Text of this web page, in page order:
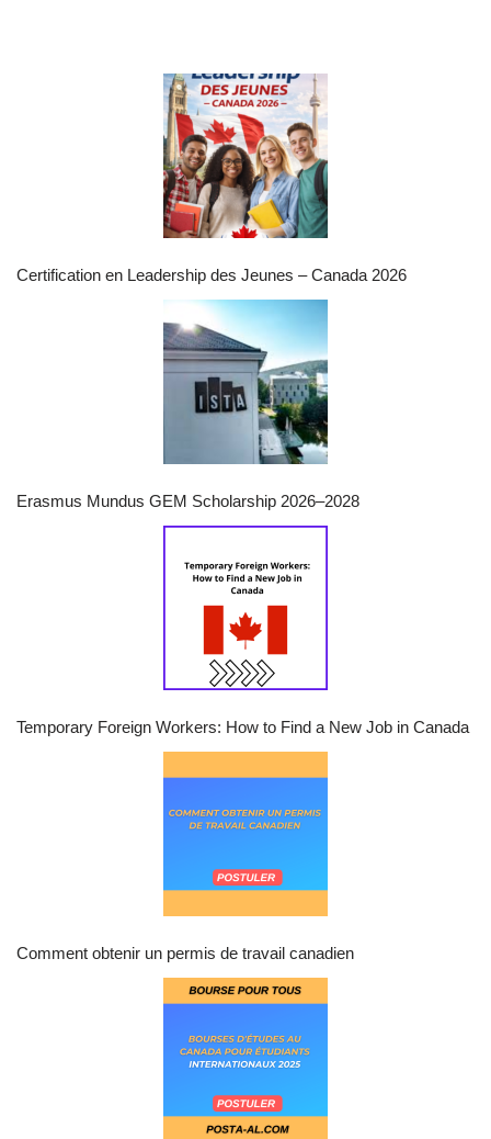
Certification en Leadership des Jeunes – Canada 2026
Erasmus Mundus GEM Scholarship 2026–2028
Temporary Foreign Workers: How to Find a New Job in Canada
Comment obtenir un permis de travail canadien